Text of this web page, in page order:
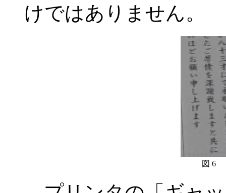
けではありません。
図 6